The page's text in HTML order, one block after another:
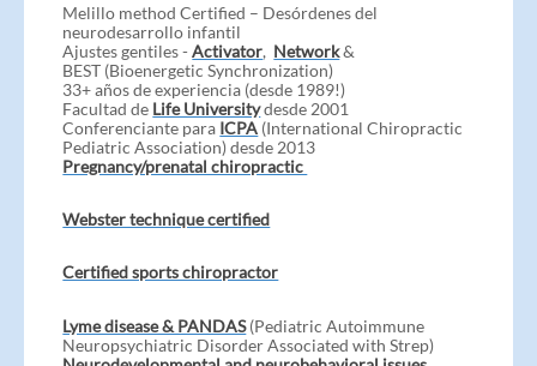
Melillo method Certified – Desórdenes del
neurodesarrollo infantil
Ajustes gentiles -Activator, Network&
BEST (Bioenergetic Synchronization)
33+ años de experiencia (desde 1989!)
Facultad de Life Universitydesde 2001
Conferenciante para ICPA (International Chiropractic
Pediatric Association) desde 2013
Pregnancy/prenatal chiropractic
Webster technique certified
Certified sports chiropractor
Lyme disease & PANDAS(Pediatric Autoimmune
Neuropsychiatric Disorder Associated with Strep)